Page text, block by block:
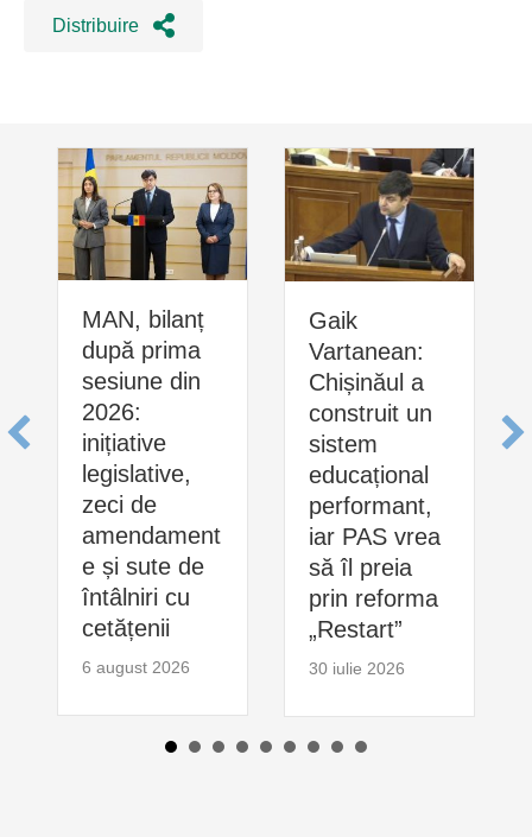
Distribuire
MAN, bilanț
după prima
sesiune din
2026:
inițiative
legislative,
zeci de
amendament
e și sute de
întâlniri cu
cetățenii
6 august 2026
Gaik
Vartanean:
Chișinăul a
construit un
sistem
educațional
performant,
iar PAS vrea
să îl preia
prin reforma
„Restart”
30 iulie 2026